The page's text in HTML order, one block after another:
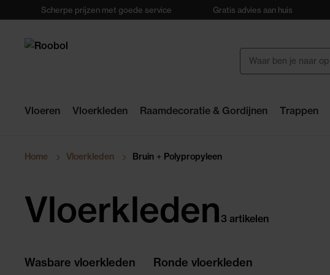
Scherpe prijzen met goede service Gratis advies aan huis
Vloeren Vloerkleden Raamdecoratie & Gordijnen Trappen
Home Vloerkleden Bruin + Polypropyleen
Vloerkleden3 artikelen
Wasbare vloerkleden Ronde vloerkleden